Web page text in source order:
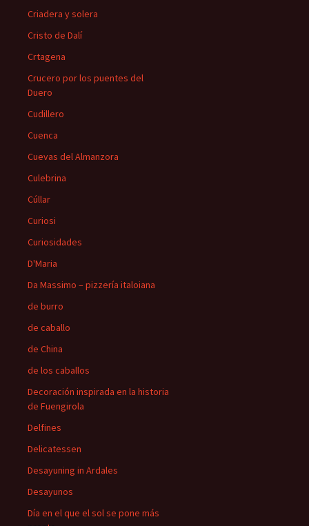
Criadera y solera
Cristo de Dalí
Crtagena
Crucero por los puentes del
Duero
Cudillero
Cuenca
Cuevas del Almanzora
Culebrina
Cúllar
Curiosi
Curiosidades
D'Maria
Da Massimo – pizzería italoiana
de burro
de caballo
de China
de los caballos
Decoración inspirada en la historia
de Fuengirola
Delfines
Delicatessen
Desayuning in Ardales
Desayunos
Día en el que el sol se pone más